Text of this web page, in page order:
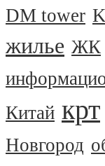
DM tower
жилье ЖК
Китай крт
Новгород